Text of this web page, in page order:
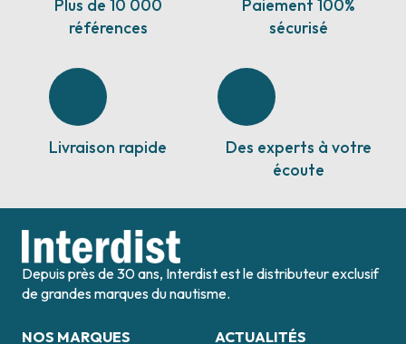
Plus de 10 000
références
Paiement 100%
sécurisé
Livraison rapide
Des experts à votre
écoute
Depuis près de 30 ans, Interdist est le distributeur exclusif
de grandes marques du nautisme.
NOS MARQUES ACTUALITÉS